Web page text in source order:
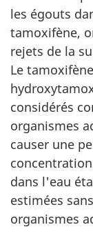
les égouts
tamoxifène,
rejets de la
Le
considérés
organismes
causer une
dans l'eau
estimées
organismes